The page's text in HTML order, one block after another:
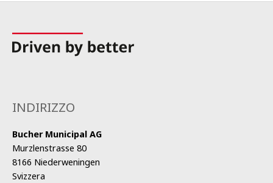
Inoltre, si ottiene l'accesso a Bucher Connect, che consente di
disponibilità della flotta e l'assistenza delle attrezzature,
garantendo in ultima analisi la massima operatività e l'efficienza
delle operazioni grazie alla possibilità di utilizzare l'attrezzatura
INDIRIZZO
Bucher Municipal AG
Murzlenstrasse 80
8166 Niederweningen
Svizzera